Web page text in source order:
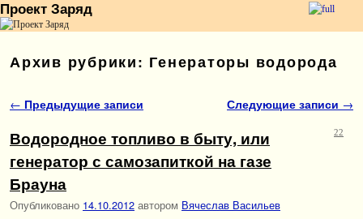
Проект Заряд
Архив рубрики: Генераторы водорода
Навигация по записям
← Предыдущие записи Следующие записи →
Водородное топливо в быту, или
генератор с самозапиткой на газе
Брауна
Опубликовано 14.10.2012 автором Вячеслав Васильев
22